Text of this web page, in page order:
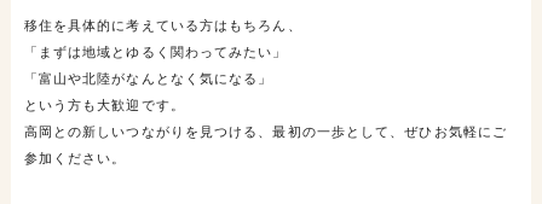
移住を具体的に考えている方はもちろん、
「まずは地域とゆるく関わってみたい」
「富山や北陸がなんとなく気になる」
という方も大歓迎です。
高岡との新しいつながりを見つける、最初の一歩として、ぜひお気軽にご
参加ください。